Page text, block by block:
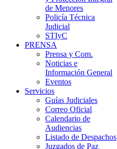
de Menores
Policía Técnica
Judicial
STIyC
PRENSA
Prensa y Com.
Noticias e
Información General
Eventos
Servicios
Guías Judiciales
Correo Oficial
Calendario de
Audiencias
Listado de Despachos
Juzgados de Paz